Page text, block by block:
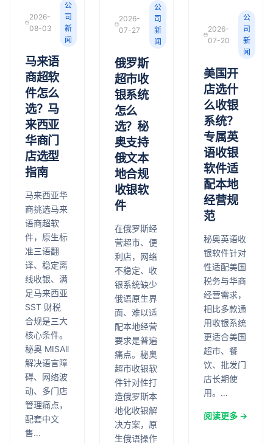
2026-
08-03
公
司
新
闻
马来语
商超软
件怎么
选？马
来西亚
华商门
店选型
指南
马来西亚华
商挑选马来
语商超软
件，原生标
准三语翻
译、稳定离
线收银、满
足马来西亚
SST 财税
合规是三大
核心条件。
秘奥 MISAll
解决语言障
碍、网络波
动、多门店
管理痛点，
配套中文
售…
2026-
07-27
公
司
新
闻
俄罗斯
超市收
银系统
怎么
选？秘
奥支持
俄文本
地合规
收银软
件
在俄罗斯经
营超市、便
利店，网络
不稳定、收
银系统缺少
俄语原生界
面、难以适
配本地经营
要求是普遍
痛点。秘奥
超市收银软
件针对性打
造俄罗斯本
地化收银解
决方案，原
生俄语操作
2026-
07-20
公
司
新
闻
美国开
店选什
么收银
系统？
专属英
语收银
软件适
配本地
经营规
范
秘奥英语收
银软件针对
性适配美国
税务与华商
经营需求，
相比多款通
用收银系统
更适合美国
超市、餐
饮、批发门
店长期使
用。…
阅读更多 →